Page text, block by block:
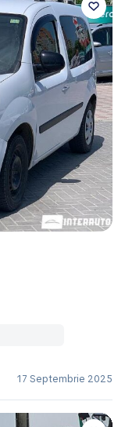
17 Septembrie 2025